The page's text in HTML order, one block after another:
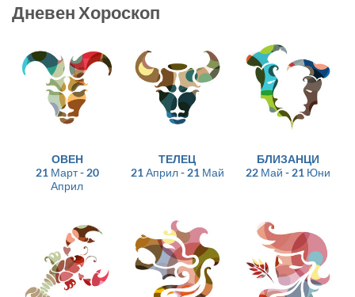
Дневен Хороскоп
ОВЕН
21 Март - 20
Април
ТЕЛЕЦ
21 Април - 21 Май
БЛИЗАНЦИ
22 Май - 21 Юни